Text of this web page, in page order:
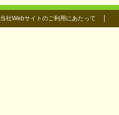
当社Webサイトのご利用にあたって